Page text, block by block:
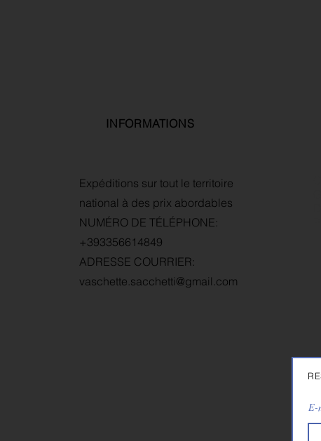
INFORMATIONS
Expéditions sur tout le territoire
national à des prix abordables
NUMÉRO DE TÉLÉPHONE:
+393356614849
ADRESSE COURRIER:
vaschette.sacchetti@gmail.com
E-